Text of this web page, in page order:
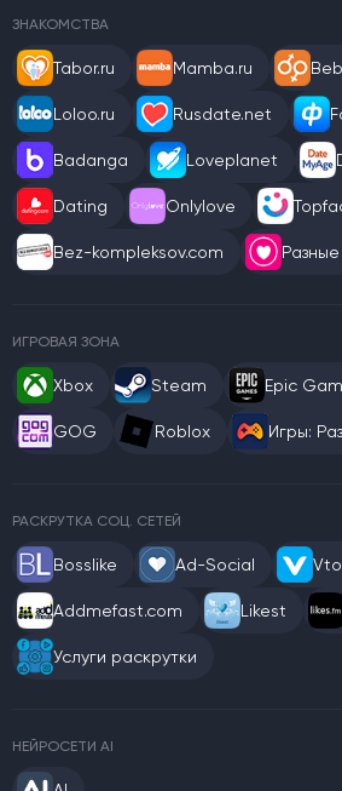
ЗНАКОМСТВА
Tabor.ru Mamba.ru
Loloo.ru Rusdate.net
Badanga Loveplanet
Dating Onlylove
Bez-kompleksov.com
ИГРОВАЯ ЗОНА
Xbox Steam Epic
GOG Roblox Игры:
РАСКРУТКА СОЦ. СЕТЕЙ
Bosslike Ad-Social
Addmefast.com Likest
Услуги раскрутки
НЕЙРОСЕТИ AI